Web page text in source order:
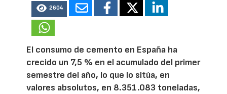
2604
El consumo de cemento en España ha
crecido un 7,5 % en el acumulado del primer
semestre del año, lo que lo sitúa, en
valores absolutos, en 8.351.083 toneladas,